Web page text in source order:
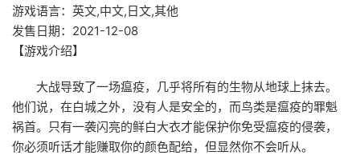
游戏语言：英文,中文,日文,其他
发售日期：2021-12-08
【游戏介绍】
大战导致了一场瘟疫，几乎将所有的生物从地球上抹去。
他们说，在白城之外，没有人是安全的，而鸟类是瘟疫的罪魁
祸首。只有一袭闪亮的鲜白大衣才能保护你免受瘟疫的侵袭，
你必须听话才能赚取你的颜色配给，但显然你不会听从。